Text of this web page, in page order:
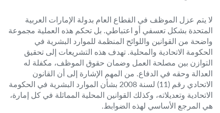
لا يتم عزل الموظف في القطاع العام بدولة الإمارات العربية
المتحدة بشكل تعسفي أو اعتباطي. بل تحكم هذه العملية مجموعة
واضحة من القوانين واللوائح المنظمة للموارد البشرية في
الحكومة الاتحادية والمحلية. تهدف هذه التشريعات إلى تحقيق
التوازن بين مصلحة العمل وضمان حقوق الموظف، مكفلة له
العدالة وحقه في الدفاع. من المهم الإشارة إلى أن القانون
الاتحادي رقم (11) لسنة 2008 بشأن الموارد البشرية في الحكومة
الاتحادية وتعديلاته، وكذلك القوانين المحلية المماثلة في كل إمارة،
هي المرجع الأساسي لهذه الضوابط.